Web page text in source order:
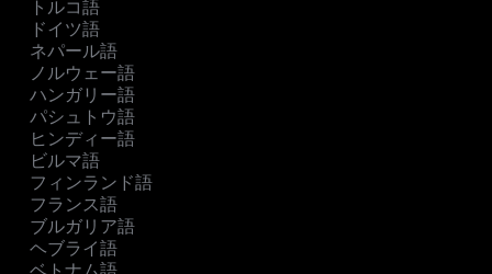
トルコ語
ドイツ語
ネパール語
ノルウェー語
ハンガリー語
パシュトウ語
ヒンディー語
ビルマ語
フィンランド語
フランス語
ブルガリア語
ヘブライ語